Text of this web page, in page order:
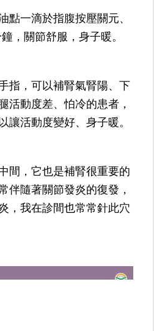
點一滴於指腹按壓關元、
，關節舒服，身子暖。
指，可以補腎氣腎陽、下
活動度差、怕冷的患者，
讓活動度變好、身子暖。
間，它也是補腎很重要的
伴隨著關節發炎的復發，
，我在診間也常常針此穴